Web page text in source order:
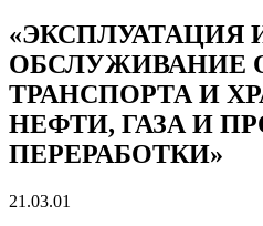
«ЭКСПЛУАТАЦИЯ
ОБСЛУЖИВАНИЕ
ТРАНСПОРТА И
НЕФТИ, ГАЗА И
ПЕРЕРАБОТКИ»
21.03.01